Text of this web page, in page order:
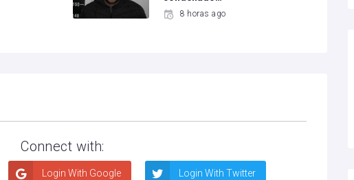
8 horas ago
Connect with:
Login With Google Login With Twitter